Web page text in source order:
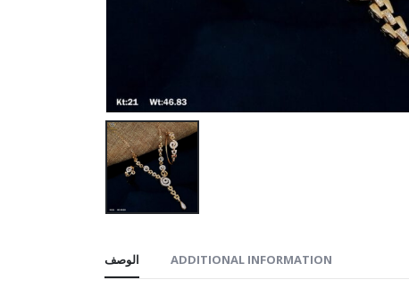
الوصف ADDITIONAL INFORMATION